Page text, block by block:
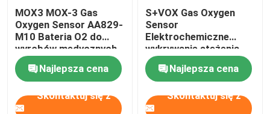
Czujnik Halla
Czujnik prądu
Czujnik fotoelektryczny na podczerwień
MOX3 MOX-3 Gas
Oxygen Sensor AA829-
M10 Bateria O2 do
wyrobów medycznych
Najlepsza cena
Skontaktuj się z
S+VOX Gas Oxygen
Sensor
Elektrochemiczne
wykrywanie stężenia
Najlepsza cena
Skontaktuj się z